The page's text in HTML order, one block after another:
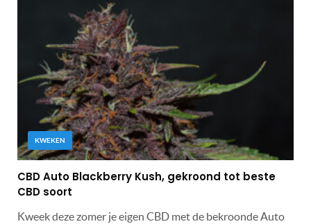
KWEKEN
CBD Auto Blackberry Kush, gekroond tot beste
CBD soort
Kweek deze zomer je eigen CBD met de bekroonde Auto